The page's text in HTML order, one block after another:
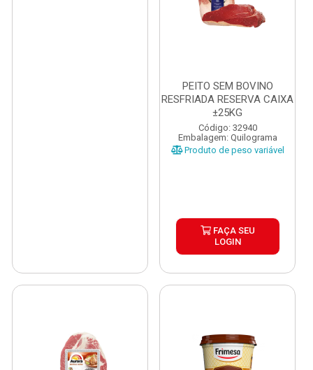
PEITO SEM BOVINO
RESFRIADA RESERVA CAIXA
±25KG
Código: 32940
Embalagem: Quilograma
Produto de peso variável
FAÇA SEU
LOGIN